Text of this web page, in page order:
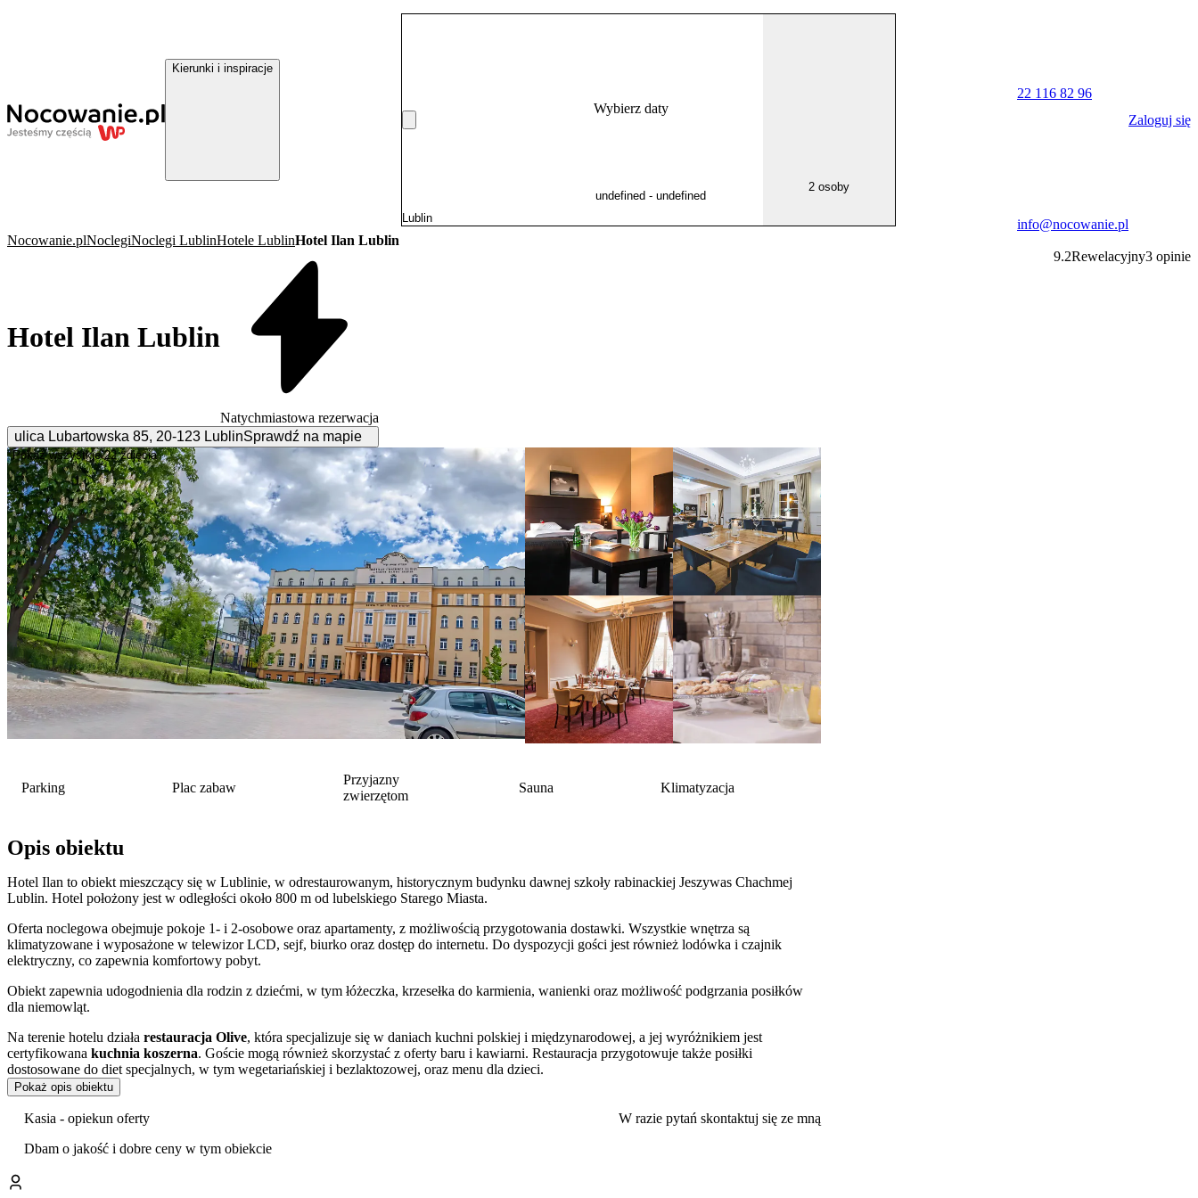
Kierunki i inspiracje
Wybierz daty
2 osoby
22 116 82 96
info@nocowanie.pl
Zaloguj się
Nocowanie.plNoclegiNoclegi LublinHotele LublinHotel Ilan Lublin
Hotel Ilan Lublin
Natychmiastowa rezerwacja
ulica Lubartowska 85, 20-123 LublinSprawdź na mapie
9.2Rewelacyjny3 opinie
Pokaż wszystkie 22 zdjęcia
Parking Plac zabaw
Przyjazny
zwierzętom
Sauna Klimatyzacja
Opis obiektu
Hotel Ilan to obiekt mieszczący się w Lublinie, w odrestaurowanym, historycznym budynku dawnej szkoły rabinackiej Jeszywas Chachmej
Lublin. Hotel położony jest w odległości około 800 m od lubelskiego Starego Miasta.
Oferta noclegowa obejmuje pokoje 1- i 2-osobowe oraz apartamenty, z możliwością przygotowania dostawki. Wszystkie wnętrza są
klimatyzowane i wyposażone w telewizor LCD, sejf, biurko oraz dostęp do internetu. Do dyspozycji gości jest również lodówka i czajnik
elektryczny, co zapewnia komfortowy pobyt.
Obiekt zapewnia udogodnienia dla rodzin z dziećmi, w tym łóżeczka, krzesełka do karmienia, wanienki oraz możliwość podgrzania posiłków
dla niemowląt.
Na terenie hotelu działa restauracja Olive, która specjalizuje się w daniach kuchni polskiej i międzynarodowej, a jej wyróżnikiem jest
certyfikowana kuchnia koszerna. Goście mogą również skorzystać z oferty baru i kawiarni. Restauracja przygotowuje także posiłki
dostosowane do diet specjalnych, w tym wegetariańskiej i bezlaktozowej, oraz menu dla dzieci.
Z myślą o relaksie gości przygotowano strefę wellness z
biblioteka, która pozwala na chwilę wyciszenia przy lekturze.
Goście wysoko oceniają czystość obiektu, obsługę personelu oraz hotelową restaurację, przyznając im najwyższe noty.
Do dyspozycji zmotoryzowanych jest płatny,
przechowalnię bagażu i rowerów. We wszystkich pomieszczeniach ogólnodostępnych zapewniono bezpłatny dostęp do sieci Wi-Fi.
Pokaż opis obiektu
Kasia - opiekun oferty
Dbam o jakość i dobre ceny w tym obiekcie
W razie pytań skontaktuj się ze mną